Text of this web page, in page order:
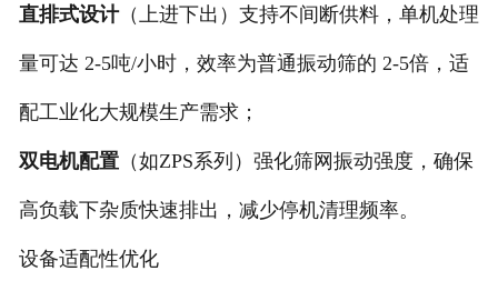
直排式设计（上进下出）支持不间断供料，单机处理
量可达 ‌2-5吨/小时‌，效率为普通振动筛的 ‌2-5倍‌，适
配工业化大规模生产需求；
双电机配置（如ZPS系列）强化筛网振动强度，确保
高负载下杂质快速排出，减少停机清理频率。
‌设备适配性优化‌